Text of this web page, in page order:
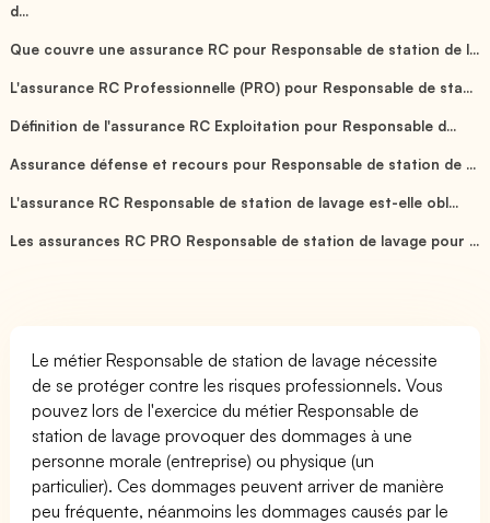
d...
Que couvre une assurance RC pour Responsable de station de l...
L'assurance RC Professionnelle (PRO) pour Responsable de sta...
Définition de l'assurance RC Exploitation pour Responsable d...
Assurance défense et recours pour Responsable de station de ...
L'assurance RC Responsable de station de lavage est-elle obl...
Les assurances RC PRO Responsable de station de lavage pour ...
Le métier Responsable de station de lavage nécessite
de se protéger contre les risques professionnels. Vous
pouvez lors de l'exercice du métier Responsable de
station de lavage provoquer des dommages à une
personne morale (entreprise) ou physique (un
particulier). Ces dommages peuvent arriver de manière
peu fréquente, néanmoins les dommages causés par le